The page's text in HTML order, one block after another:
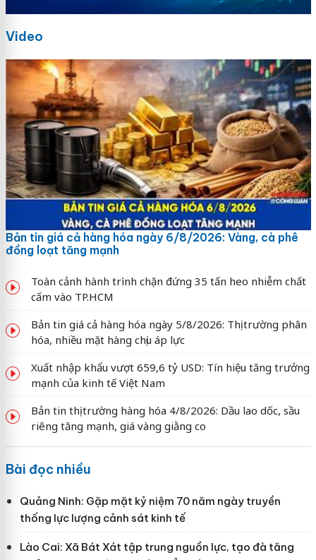
Video
Bản tin giá cả hàng hóa ngày 6/8/2026: Vàng, cà phê
đồng loạt tăng mạnh
Toàn cảnh hành trình chặn đứng 35 tấn heo nhiễm chất
cấm vào TP.HCM
Bản tin giá cả hàng hóa ngày 5/8/2026: Thị trường phân
hóa, nhiều mặt hàng chịu áp lực
Xuất nhập khẩu vượt 659,6 tỷ USD: Tín hiệu tăng trưởng
mạnh của kinh tế Việt Nam
Bản tin thị trường hàng hóa 4/8/2026: Dầu lao dốc, sầu
riêng tăng mạnh, giá vàng giằng co
Bài đọc nhiều
Quảng Ninh: Gặp mặt kỷ niệm 70 năm ngày truyền
thống lực lượng cảnh sát kinh tế
Lào Cai: Xã Bát Xát tập trung nguồn lực, tạo đà tăng